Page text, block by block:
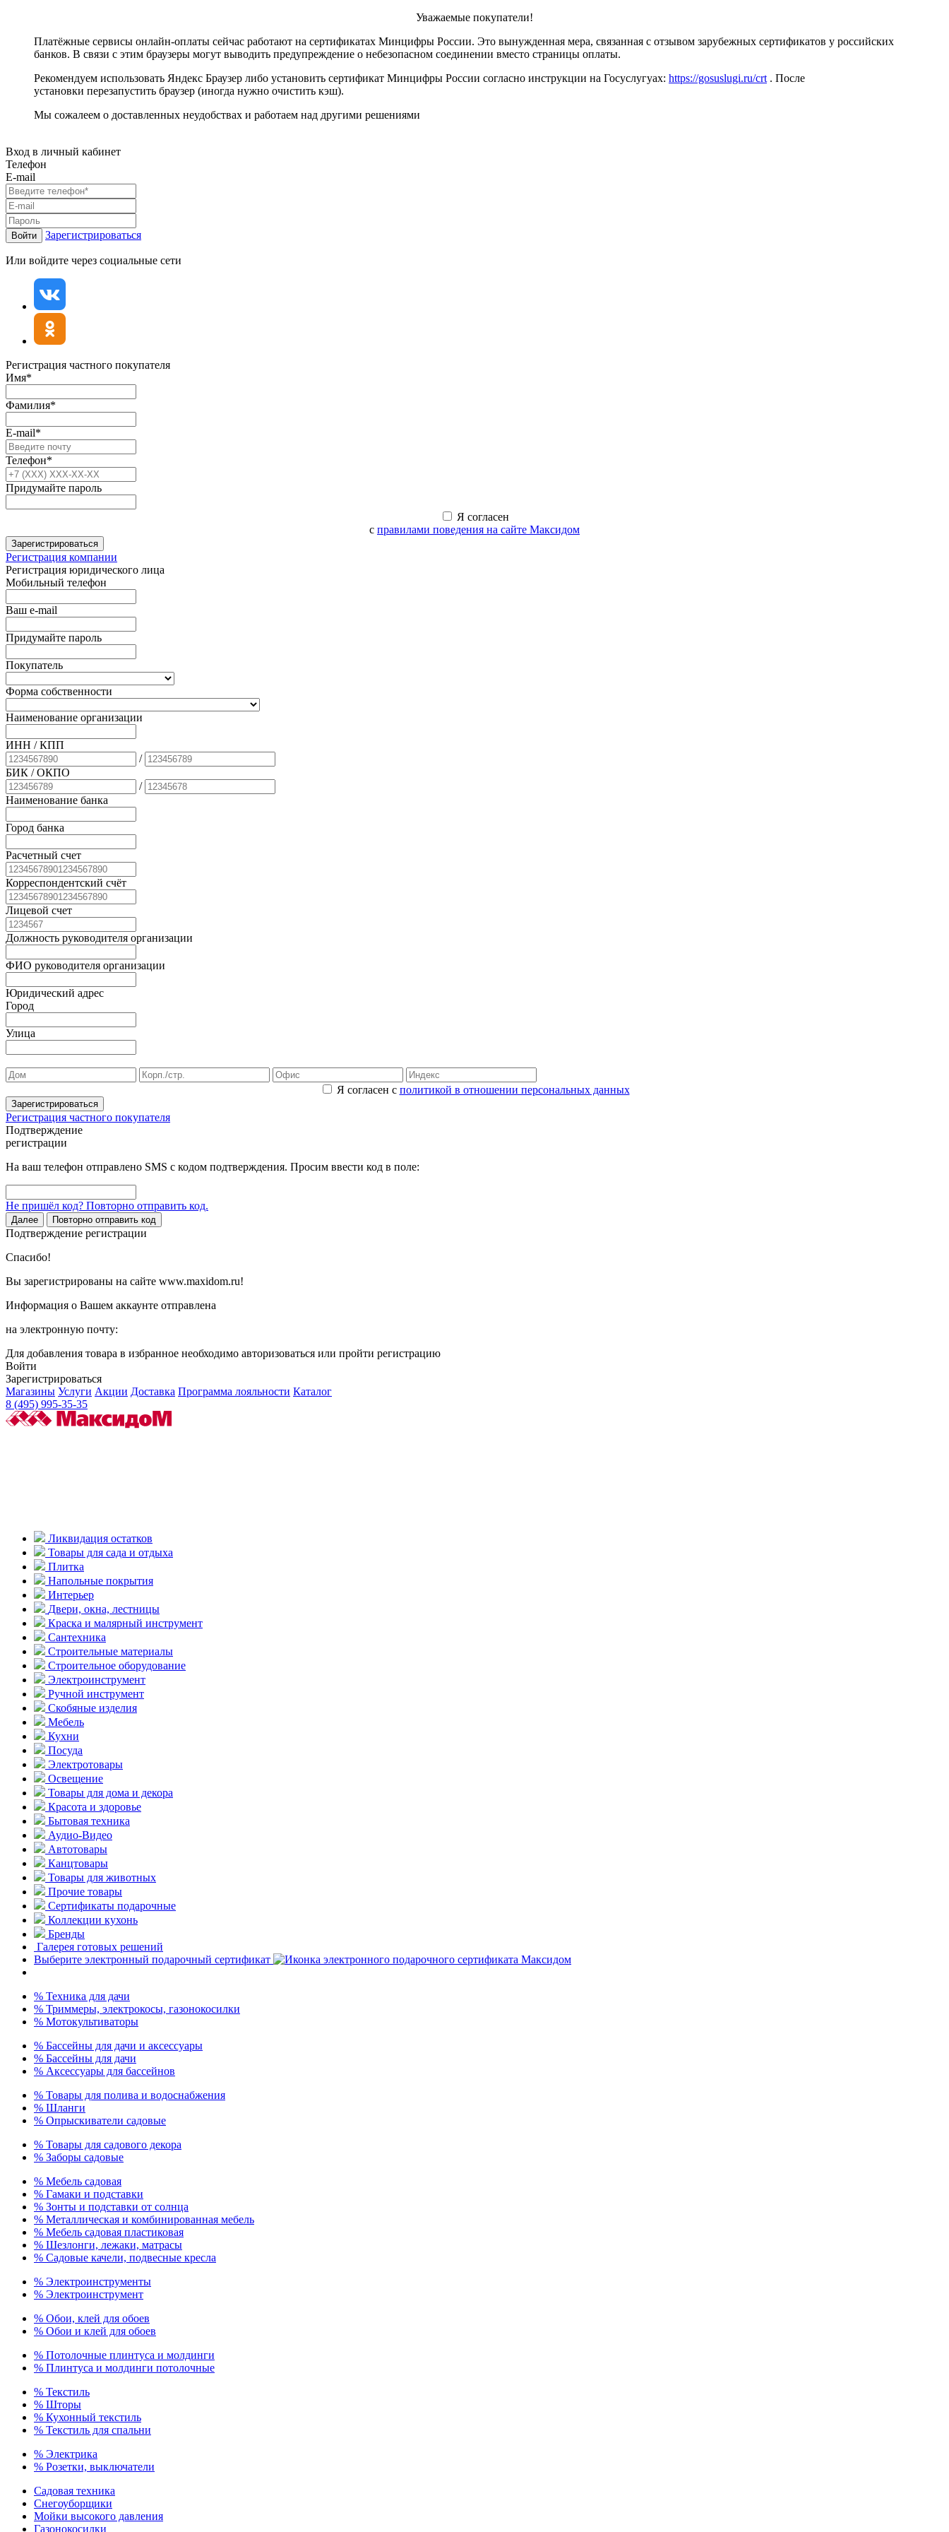
Уважаемые покупатели!
Платёжные сервисы онлайн-оплаты сейчас работают на сертификатах Минцифры России. Это вынужденная мера, связанная с отзывом зарубежных сертификатов у российских
банков. В связи с этим браузеры могут выводить предупреждение о небезопасном соединении вместо страницы оплаты.
Рекомендуем использовать Яндекс Браузер либо установить сертификат Минцифры России согласно инструкции на Госуслугуах: https://gosuslugi.ru/crt . После
установки перезапустить браузер (иногда нужно очистить кэш).
Мы сожалеем о доставленных неудобствах и работаем над другими решениями
Вход в личный кабинет
Телефон
E-mail
Войти Зарегистрироваться
Или войдите через социальные сети
Регистрация частного покупателя
Имя*
Фамилия*
E-mail*
Телефон*
Придумайте пароль
Я согласен
с правилами поведения на сайте Максидом
Зарегистрироваться
Регистрация компании
Регистрация юридического лица
Мобильный телефон
Ваш e-mail
Придумайте пароль
Покупатель
Форма собственности
Наименование организации
ИНН / КПП
/
БИК / ОКПО
/
Наименование банка
Город банка
Расчетный счет
Корреспондентский счёт
Лицевой счет
Должность руководителя организации
ФИО руководителя организации
Юридический адрес
Город
Улица
Я согласен с политикой в отношении персональных данных
Зарегистрироваться
Регистрация частного покупателя
Подтверждение
регистрации
На ваш телефон отправлено SMS с кодом подтверждения. Просим ввести код в поле:
Не пришёл код? Повторно отправить код.
Далее Повторно отправить код
Подтверждение регистрации
Спасибо!
Вы зарегистрированы на сайте www.maxidom.ru!
Информация о Вашем аккаунте отправлена
на электронную почту:
Для добавления товара в избранное необходимо авторизоваться или пройти регистрацию
Войти
Зарегистрироваться
Магазины Услуги Акции Доставка Программа лояльности Каталог
8 (495) 995-35-35
Ликвидация остатков
Товары для сада и отдыха
Плитка
Напольные покрытия
Интерьер
Двери, окна, лестницы
Краска и малярный инструмент
Сантехника
Строительные материалы
Строительное оборудование
Электроинструмент
Ручной инструмент
Скобяные изделия
Мебель
Кухни
Посуда
Электротовары
Освещение
Товары для дома и декора
Красота и здоровье
Бытовая техника
Аудио-Видео
Автотовары
Канцтовары
Товары для животных
Прочие товары
Сертификаты подарочные
Коллекции кухонь
Бренды
Галерея готовых решений
Выберите электронный подарочный сертификат
% Техника для дачи
% Триммеры, электрокосы, газонокосилки
% Мотокультиваторы
% Бассейны для дачи и аксессуары
% Бассейны для дачи
% Аксессуары для бассейнов
% Товары для полива и водоснабжения
% Шланги
% Опрыскиватели садовые
% Товары для садового декора
% Заборы садовые
% Мебель садовая
% Гамаки и подставки
% Зонты и подставки от солнца
% Металлическая и комбинированная мебель
% Мебель садовая пластиковая
% Шезлонги, лежаки, матрасы
% Садовые качели, подвесные кресла
% Электроинструменты
% Электроинструмент
% Обои, клей для обоев
% Обои и клей для обоев
% Потолочные плинтуса и молдинги
% Плинтуса и молдинги потолочные
% Текстиль
% Шторы
% Кухонный текстиль
% Текстиль для спальни
% Электрика
% Розетки, выключатели
Садовая техника
Снегоуборщики
Мойки высокого давления
Газонокосилки